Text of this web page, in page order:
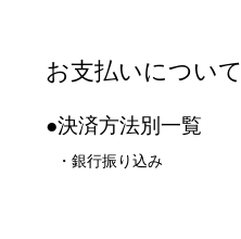
お支払いについて
●決済方法別一覧
・銀行振り込み